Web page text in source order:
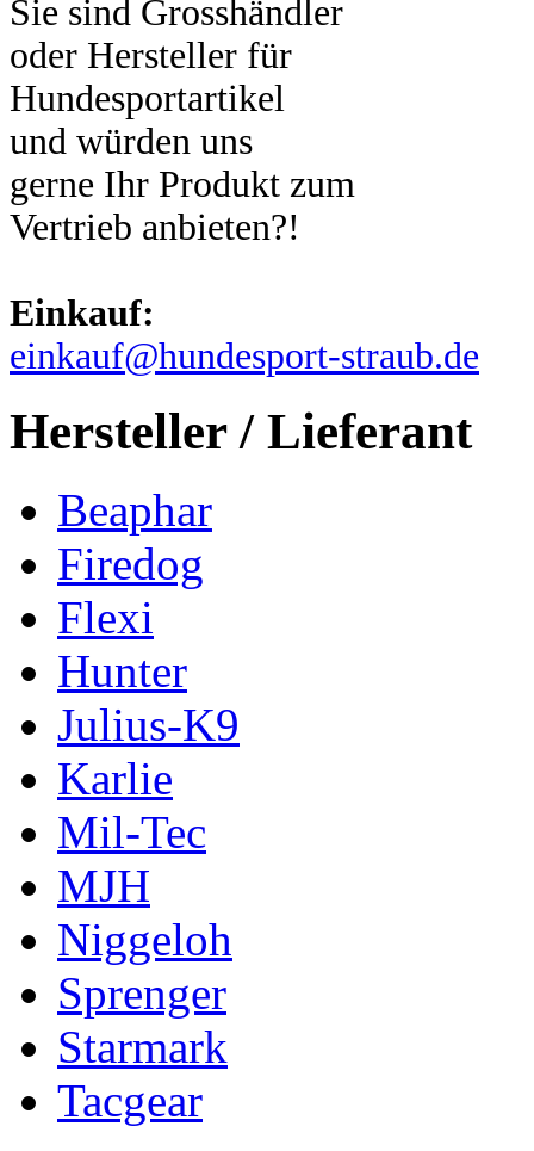
Sie sind Grosshändler
oder Hersteller für
Hundesportartikel
und würden uns
gerne Ihr Produkt zum
Vertrieb anbieten?!
Einkauf:
einkauf@hundesport-straub.de
Hersteller / Lieferant
Beaphar
Firedog
Flexi
Hunter
Julius-K9
Karlie
Mil-Tec
MJH
Niggeloh
Sprenger
Starmark
Tacgear